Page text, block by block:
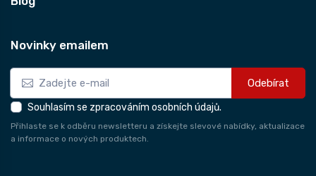
Novinky emailem
Odebírat
Souhlasím se zpracováním osobních údajů.
Přihlaste se k odběru newsletteru a získejte slevové nabídky, aktualizace
a informace o nových produktech.